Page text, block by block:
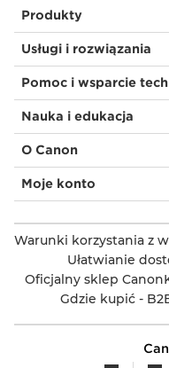
Produkty
Usługi i rozwiązania
Pomoc i wsparcie
Nauka i edukacja
O Canon
Moje konto
Warunki korzystania z
Ułatwianie
Oficjalny sklep Canon
Gdzie kupić -